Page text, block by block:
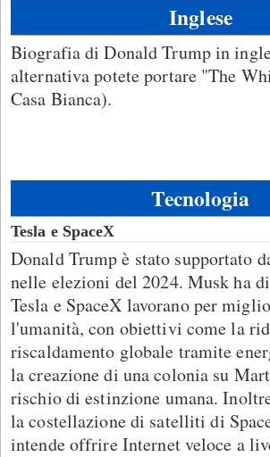
Inglese
Biografia di Donald Trump in
alternativa potete portare "The
Casa Bianca).
Tecnologia
Tesla e SpaceX
Donald Trump è stato supportato
nelle elezioni del 2024. Musk ha
Tesla e SpaceX lavorano per
l'umanità, con obiettivi come la
riscaldamento globale tramite
la creazione di una colonia su
rischio di estinzione umana.
la costellazione di satelliti di
intende offrire Internet veloce a